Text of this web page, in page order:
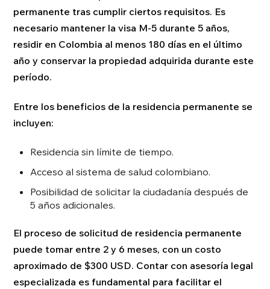
permanente tras cumplir ciertos requisitos. Es
necesario mantener la visa M-5 durante 5 años,
residir en Colombia al menos 180 días en el último
año y conservar la propiedad adquirida durante este
período.
Entre los beneficios de la residencia permanente se
incluyen:
Residencia sin límite de tiempo.
Acceso al sistema de salud colombiano.
Posibilidad de solicitar la ciudadanía después de
5 años adicionales.
El proceso de solicitud de residencia permanente
puede tomar entre 2 y 6 meses, con un costo
aproximado de $300 USD. Contar con asesoría legal
especializada es fundamental para facilitar el